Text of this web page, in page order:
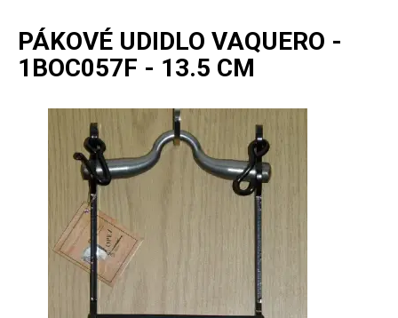
PÁKOVÉ UDIDLO VAQUERO -
1BOC057F - 13.5 CM